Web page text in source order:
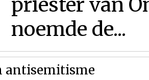
noemde de...
antisemitisme